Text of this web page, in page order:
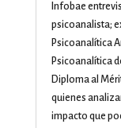
Infobae
psicoanalista;
Psicoanalítica
Psicoanalítica
Diploma al
quienes
impacto que